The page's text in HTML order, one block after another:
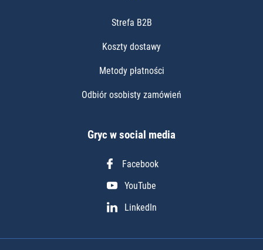
Strefa B2B
Koszty dostawy
Metody płatności
Odbiór osobisty zamówień
Gryc w social media
Facebook
YouTube
LinkedIn